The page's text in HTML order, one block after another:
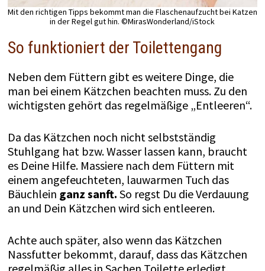
Mit den richtigen Tipps bekommt man die Flaschenaufzucht bei Katzen
in der Regel gut hin. ©MirasWonderland/iStock
So funktioniert der Toilettengang
Neben dem Füttern gibt es weitere Dinge, die
man bei einem Kätzchen beachten muss. Zu den
wichtigsten gehört das regelmäßige „Entleeren“.
Da das Kätzchen noch nicht selbstständig
Stuhlgang hat bzw. Wasser lassen kann, braucht
es Deine Hilfe. Massiere nach dem Füttern mit
einem angefeuchteten, lauwarmen Tuch das
Bäuchlein ganz sanft. So regst Du die Verdauung
an und Dein Kätzchen wird sich entleeren.
Achte auch später, also wenn das Kätzchen
Nassfutter bekommt, darauf, dass das Kätzchen